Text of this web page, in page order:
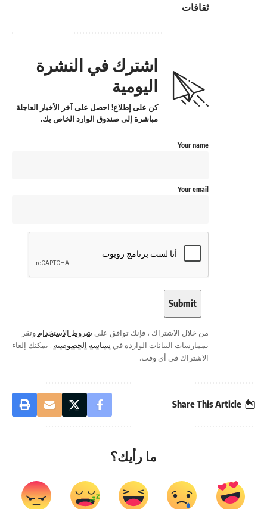
ثقافات
اشترك في النشرة
اليومية
كن على إطلاع! احصل على آخر الأخبار العاجلة
مباشرة إلى صندوق الوارد الخاص بك.
Your name
Your email
من خلال الاشتراك ، فإنك توافق على شروط الاستخدام وتقر
بممارسات البيانات الواردة في سياسة الخصوصية . يمكنك إلغاء
الاشتراك في أي وقت.
Share This Article
ما رأيك؟